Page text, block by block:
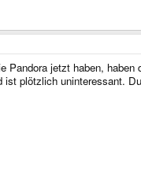
Pandora jetzt haben,
ist plötzlich uninteressant.